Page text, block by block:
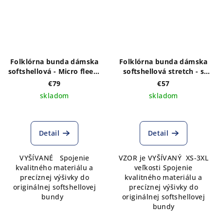
Folklórna bunda dámska
softshellová - Micro fleece
s VÝŠIVKOU vzoru IKA
MODRÁ vpredu a vzadu
€79
skladom
Detail
VYŠÍVANÉ Spojenie
kvalitného materiálu a
precíznej výšivky do
originálnej softshellovej
bundy
Folklórna bunda dámska
softshellová stretch - s
VÝŠIVKOU vzoru IKA
bordo vpredu a vzadu
€57
skladom
Detail
VZOR je VYŠÍVANÝ XS-3XL
veľkosti Spojenie
kvalitného materiálu a
precíznej výšivky do
originálnej softshellovej
bundy